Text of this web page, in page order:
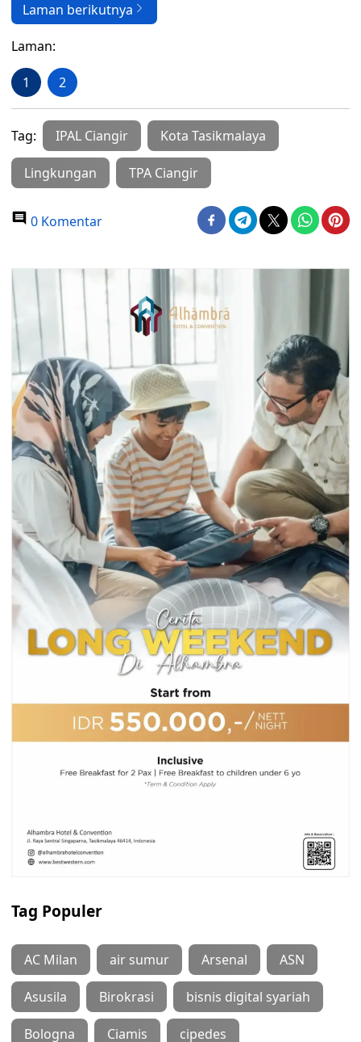
Laman berikutnya
Laman:
1 2
Tag: IPAL Ciangir Kota Tasikmalaya
Lingkungan TPA Ciangir
0 Komentar
Tag Populer
AC Milan air sumur Arsenal ASN
Asusila Birokrasi bisnis digital syariah
Bologna Ciamis cipedes